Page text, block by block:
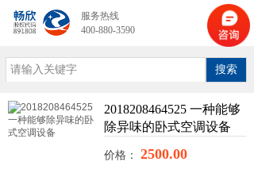
搜索
2018208464525 一种能够
除异味的卧式空调设备
价格： 2500.00
服务热线
400-880-3590